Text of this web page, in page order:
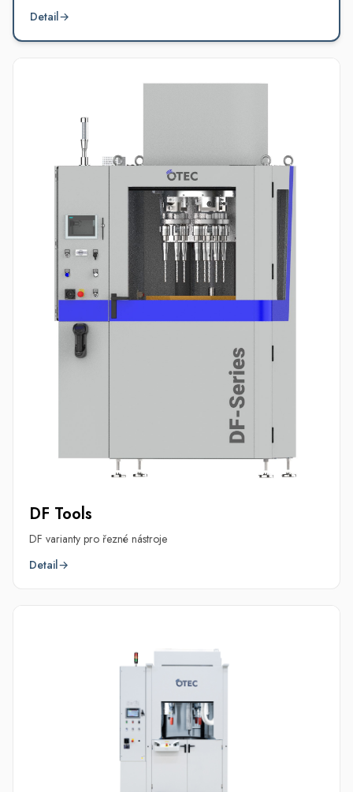
Detail→
DF Tools
DF varianty pro řezné nástroje
Detail→